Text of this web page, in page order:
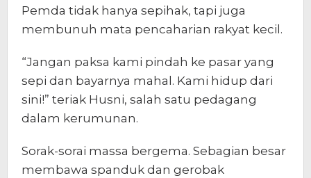
Pemda tidak hanya sepihak, tapi juga
membunuh mata pencaharian rakyat kecil.
“Jangan paksa kami pindah ke pasar yang
sepi dan bayarnya mahal. Kami hidup dari
sini!” teriak Husni, salah satu pedagang
dalam kerumunan.
Sorak-sorai massa bergema. Sebagian besar
membawa spanduk dan gerobak